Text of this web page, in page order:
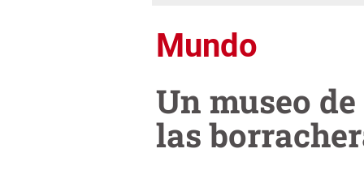
Mundo
Un museo
las